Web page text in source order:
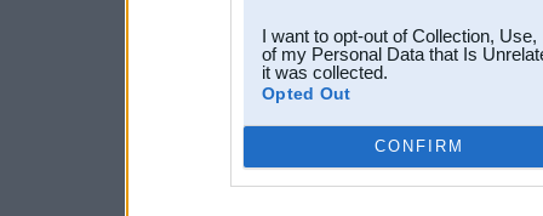
I want to opt-out of Collection,
of my Personal Data that Is
it was collected.
Opted Out
CONFIRM